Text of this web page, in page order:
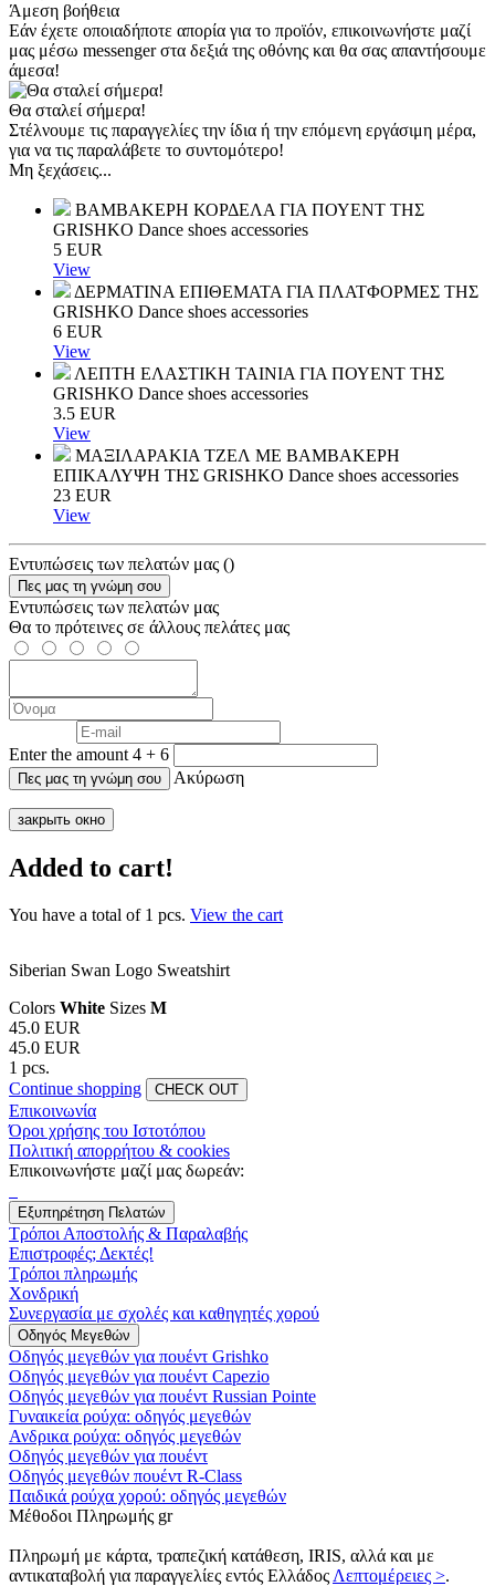
Άμεση βοήθεια
Εάν έχετε οποιαδήποτε απορία για το προϊόν, επικοινωνήστε μαζί
μας μέσω messenger στα δεξιά της οθόνης και θα σας απαντήσουμε
άμεσα!
Θα σταλεί σήμερα!
Στέλνουμε τις παραγγελίες την ίδια ή την επόμενη εργάσιμη μέρα,
για να τις παραλάβετε το συντομότερο!
Μη ξεχάσεις...
ΒΑΜΒΑΚΕΡΗ ΚΟΡΔΕΛΑ ΓΙΑ ΠΟΥΕΝΤ ΤΗΣ
GRISHKO Dance shoes accessories
5 EUR
View
ΔΕΡΜΑΤΙΝΑ ΕΠΙΘΕΜΑΤΑ ΓΙΑ ΠΛΑΤΦΟΡΜΕΣ ΤΗΣ
GRISHKO Dance shoes accessories
6 EUR
View
ΛΕΠΤΗ ΕΛΑΣΤΙΚΗ ΤΑΙΝΙΑ ΓΙΑ ΠΟΥΕΝΤ ΤΗΣ
GRISHKO Dance shoes accessories
3.5 EUR
View
ΜΑΞΙΛΑΡΑΚΙΑ ΤΖΕΛ ΜΕ ΒΑΜΒΑΚΕΡΗ
ΕΠΙΚΑΛΥΨΗ ΤΗΣ GRISHKO Dance shoes accessories
23 EUR
View
Εντυπώσεις των πελατών μας ()
Εντυπώσεις των πελατών μας
Θα το πρότεινες σε άλλους πελάτες μας
Enter the amount 4 + 6
Ακύρωση
закрыть окно
Added to cart!
You have a total of 1 pcs. View the cart
Siberian Swan Logo Sweatshirt
Colors White Sizes M
45.0 EUR
45.0 EUR
1 pcs.
Continue shopping
CHECK OUT
Επικοινωνία
Όροι χρήσης του Ιστοτόπου
Πολιτική απορρήτου & cookies
Επικοινωνήστε μαζί μας δωρεάν:
Εξυπηρέτηση Πελατών
Τρόποι Αποστολής & Παραλαβής
Επιστροφές; Δεκτές!
Τρόποι πληρωμής
Χονδρική
Συνεργασία με σχολές και καθηγητές χορού
Οδηγός Μεγεθών
Οδηγός μεγεθών για πουέντ Grishko
Οδηγός μεγεθών για πουέντ Capezio
Οδηγός μεγεθών για πουέντ Russian Pointe
Γυναικεία ρούχα: οδηγός μεγεθών
Ανδρικα ρούχα: οδηγός μεγεθών
Οδηγός μεγεθών για πουέντ
Οδηγός μεγεθών πουέντ R-Class
Παιδικά ρούχα χορού: οδηγός μεγεθών
Μέθοδοι Πληρωμής gr
Πληρωμή με κάρτα, τραπεζική κατάθεση, IRIS, αλλά και με
αντικαταβολή για παραγγελίες εντός Ελλάδος Λεπτομέρειες >.